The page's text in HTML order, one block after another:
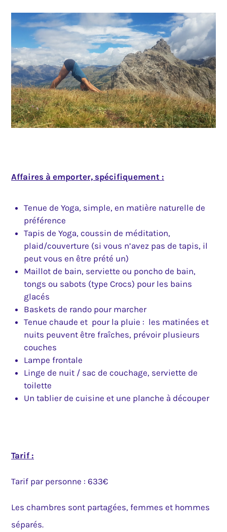
Affaires à emporter, spécifiquement :
Tenue de Yoga, simple, en matière naturelle de
préférence
Tapis de Yoga, coussin de méditation,
plaid/couverture (si vous n’avez pas de tapis, il
peut vous en être prété un)
Maillot de bain, serviette ou poncho de bain,
tongs ou sabots (type Crocs) pour les bains
glacés
Baskets de rando pour marcher
Tenue chaude et pour la pluie : les matinées et
nuits peuvent être fraîches, prévoir plusieurs
couches
Lampe frontale
Linge de nuit / sac de couchage, serviette de
toilette
Un tablier de cuisine et une planche à découper
Tarif :
Tarif par personne : 633€
Les chambres sont partagées, femmes et hommes
séparés.